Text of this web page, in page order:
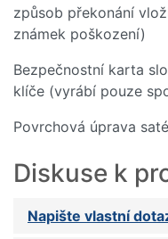
způsob překonání
známek poškození)
Bezpečnostní karta
klíče (vyrábí pouze
Povrchová úprava
Diskuse k
Napište vlastní